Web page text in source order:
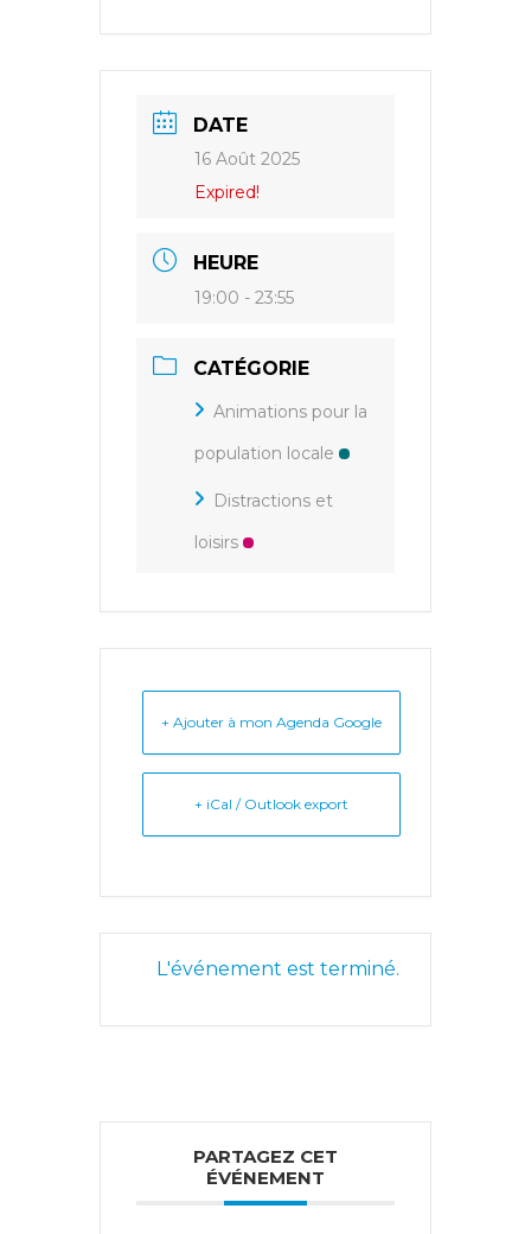
DATE
16 Août 2025
Expired!
HEURE
19:00 - 23:55
CATÉGORIE
Animations pour la
population locale
Distractions et
loisirs
+ Ajouter à mon Agenda Google
+ iCal / Outlook export
L'événement est terminé.
PARTAGEZ CET
ÉVÉNEMENT